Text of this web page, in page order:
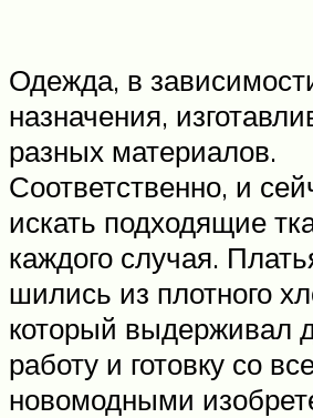
Одежда, в
назначения,
разных материалов.
Соответственно, и
искать подходящие
каждого случая.
шились из плотного
который
работу и готовку со
новомодными